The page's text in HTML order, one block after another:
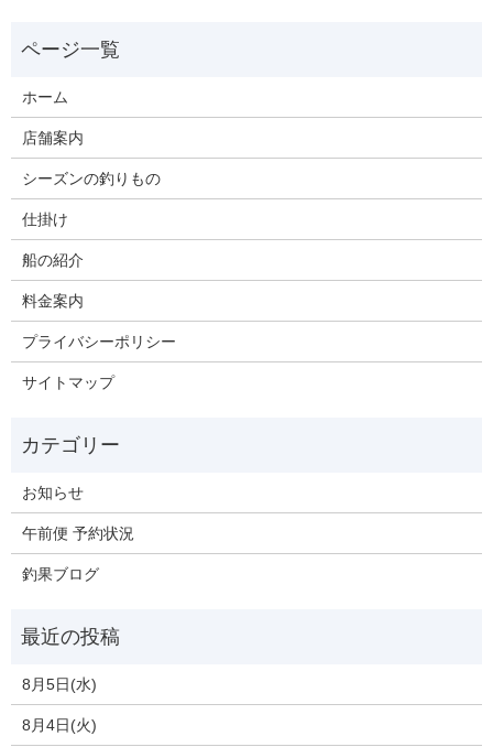
ホーム
店舗案内
シーズンの釣りもの
仕掛け
船の紹介
料金案内
プライバシーポリシー
サイトマップ
お知らせ
午前便 予約状況
釣果ブログ
8月5日(水)
8月4日(火)